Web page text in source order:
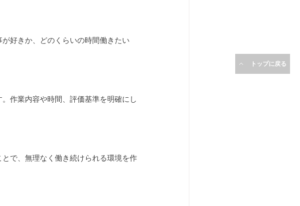
トップに戻る
好きか、どのくらいの時間働きたい
作業内容や時間、評価基準を明確にし
で、無理なく働き続けられる環境を作